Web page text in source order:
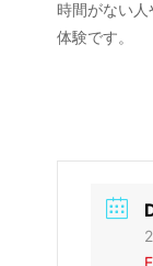
時間がない
体験です。